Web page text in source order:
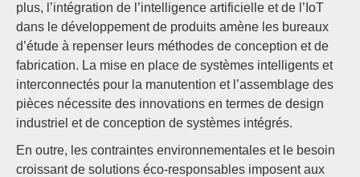
plus, l’intégration de l’intelligence artificielle et de l’IoT
dans le développement de produits amène les bureaux
d’étude à repenser leurs méthodes de conception et de
fabrication. La mise en place de systèmes intelligents et
interconnectés pour la manutention et l’assemblage des
pièces nécessite des innovations en termes de design
industriel et de conception de systèmes intégrés.
En outre, les contraintes environnementales et le besoin
croissant de solutions éco-responsables imposent aux